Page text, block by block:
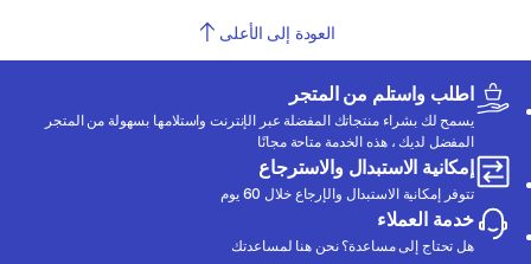
العودة إلى الأعلى
اطلب واستلم من المتجر
يسمح لك بشراء منتجاتك المفضلة عبر الإنترنت واستلامها بسهولة من المتجر
المفضل لديك ، هذه الخدمة متاحة مجانًا
إمكانية الاستبدال والاسترجاع
تتوفر إمكانية الاستبدال والإرجاع خلال 60 يوم
خدمة العملاء
هل تحتاج إلى مساعدة؟ نحن هنا لمساعدتك